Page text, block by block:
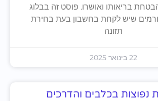
בריאותו ואושרו. פוסט זה בבלוג
שיש לקחת בחשבון בעת בחירת
תזונה
22 בינואר 2025
נפוצות בכלבים והדרכים